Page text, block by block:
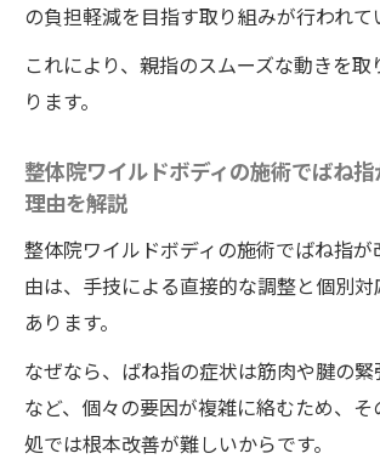
の負担軽減を目指す取り組みが行われて
これにより、親指のスムーズな動きを
ります。
整体院ワイルドボディの施術でばね
理由を解説
整体院ワイルドボディの施術でばね指
由は、手技による直接的な調整と個別
あります。
なぜなら、ばね指の症状は筋肉や腱の
など、個々の要因が複雑に絡むため、
処では根本改善が難しいからです。